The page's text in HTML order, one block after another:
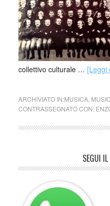
collettivo culturale … [Leggi
ARCHIVIATO IN:MUSICA,
CONTRASSEGNATO CON:
SEGUI